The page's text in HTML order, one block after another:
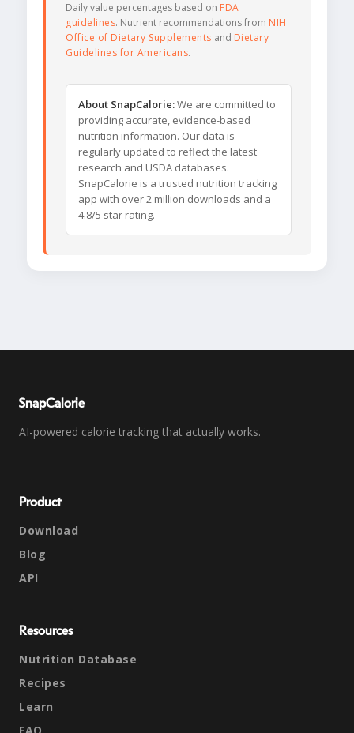
Daily value percentages based on FDA
guidelines. Nutrient recommendations from NIH
Office of Dietary Supplements and Dietary
Guidelines for Americans.
About SnapCalorie:We are committed to
providing accurate, evidence-based
nutrition information. Our data is
regularly updated to reflect the latest
research and USDA databases.
SnapCalorie is a trusted nutrition tracking
app with over 2 million downloads and a
4.8/5 star rating.
SnapCalorie
AI-powered calorie tracking that actually works.
Product
Download
Blog
API
Resources
Nutrition Database
Recipes
Learn